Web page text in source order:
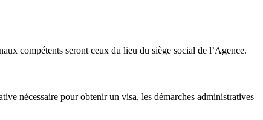
compétents seront ceux du lieu du siège social de l’Agence.
nécessaire pour obtenir un visa, les démarches administratives